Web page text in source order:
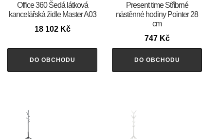
Office 360 Šedá látková
kancelářská židle Master A03
18 102 Kč
DO OBCHODU
Present time Stříbrné
nástěnné hodiny Pointer 28
cm
747 Kč
DO OBCHODU